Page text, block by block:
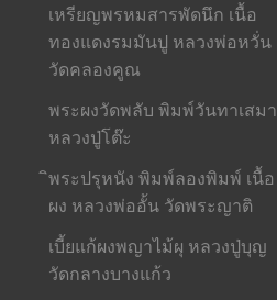
เหรียญพรหมสารพัดนึก เนื้อ
ทองแดงรมมันปู หลวงพ่อหวั่น
วัดคลองคูณ
พระผงวัดพลับ พิมพ์วันทาเสมา
หลวงปู่โต๊ะ
ิพระปรุหนัง พิมพ์ลองพิมพ์ เนื้อ
ผง หลวงพ่ออั้น วัดพระญาติ
เบี้ยแก้ผงพญาไม้ผุ หลวงปู่บุญ
วัดกลางบางแก้ว